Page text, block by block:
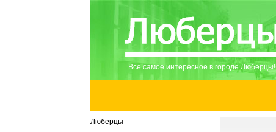
Все самое интересное в городе Люберцы!
Люберцы